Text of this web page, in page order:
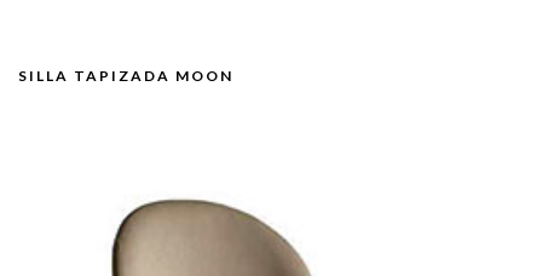
SILLA TAPIZADA MOON